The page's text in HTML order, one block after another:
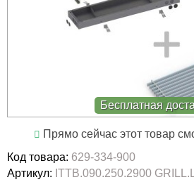
Бесплатная
Прямо сейчас этот товар
Код товара: 629-334-900
Артикул: ITTB.090.250.2900